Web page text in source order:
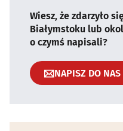
Wiesz, że zdarzyło
Białymstoku lub
o czymś napisali?
NAPISZ DO NAS